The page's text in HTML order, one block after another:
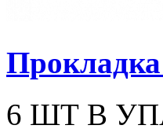
6 ШТ В